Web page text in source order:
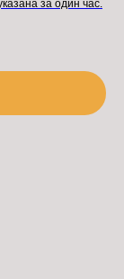
за один час.